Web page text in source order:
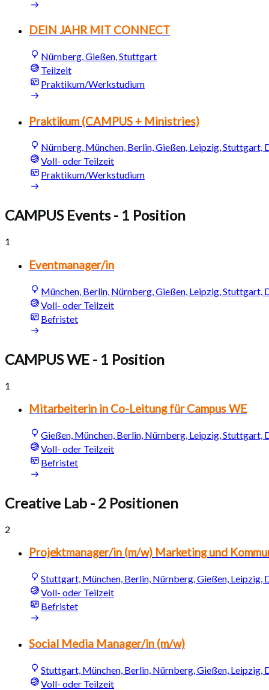
DEIN JAHR MIT CONNECT
Nürnberg, Gießen, Stuttgart
Teilzeit
Praktikum/Werkstudium
Praktikum (CAMPUS + Ministries)
Nürnberg, München, Berlin, Gießen, Leipzig, Stuttgart,
Voll- oder Teilzeit
Praktikum/Werkstudium
CAMPUS Events- 1 Position
1
Eventmanager/in
München, Berlin, Nürnberg, Gießen, Leipzig, Stuttgart,
Voll- oder Teilzeit
Befristet
CAMPUS WE - 1 Position
1
Mitarbeiterin in Co-Leitung für Campus WE
Gießen, München, Berlin, Nürnberg, Leipzig, Stuttgart,
Voll- oder Teilzeit
Befristet
Creative Lab - 2 Positionen
2
Projektmanager/in (m/w) Marketing und
Stuttgart, München, Berlin, Nürnberg, Gießen, Leipzig,
Voll- oder Teilzeit
Befristet
Social Media Manager/in (m/w)
Stuttgart, München, Berlin, Nürnberg, Gießen, Leipzig,
Voll- oder Teilzeit